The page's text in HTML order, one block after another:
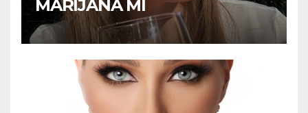
MARIJANA MI